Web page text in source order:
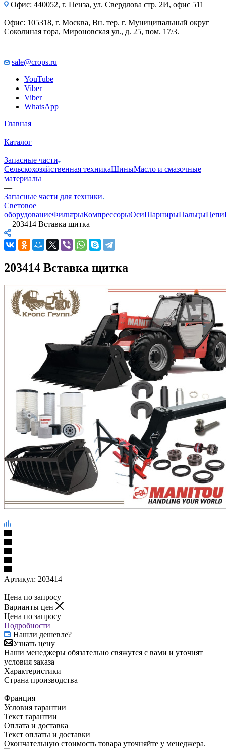
Офис: 440052, г. Пенза, ул. Свердлова стр. 2И, офис 511
Офис: 105318, г. Москва, Вн. тер. г. Муниципальный округ
Соколиная гора, Мироновская ул., д. 25, пом. 17/3.
sale@crops.ru
YouTube
Viber
Viber
WhatsApp
Главная
—
Каталог
—
Запасные части
Сельскохозяйственная техникаШиныМасло и смазочные
материалы
—
Запасные части для техники
Световое
оборудованиеФильтрыКомпрессорыОсиШарнирыПальцыЦепи
—203414 Вставка щитка
203414 Вставка щитка
Артикул: 203414
Цена по запросу
Варианты цен
Цена по запросу
Подробности
Нашли дешевле?
Узнать цену
Наши менеджеры обязательно свяжутся с вами и уточнят
условия заказа
Характеристики
Страна производства
—
Франция
Условия гарантии
Текст гарантии
Оплата и доставка
Текст оплаты и доставки
Окончательную стоимость товара уточняйте у менеджера.